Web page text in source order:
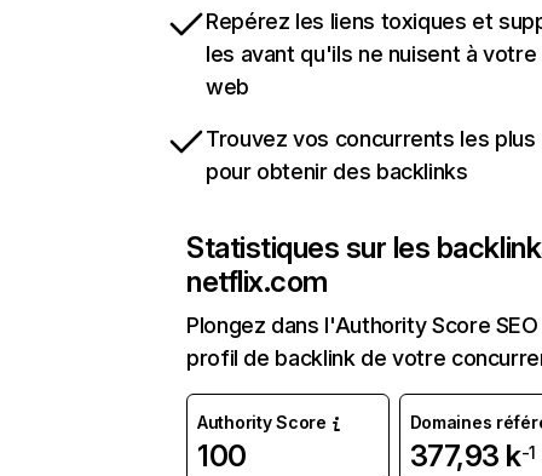
Repérez les liens toxiques et
les avant qu'ils ne nuisent à
web
Trouvez vos concurrents les
pour obtenir des backlinks
Statistiques sur les
netflix.com
Plongez dans l'Authority Score
profil de backlink de votre
Authority Score
100
Domaines
377,93 k-1